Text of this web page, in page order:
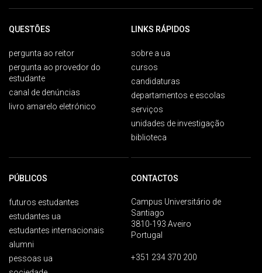
QUESTÕES
pergunta ao reitor
pergunta ao provedor do
estudante
canal de denúncias
livro amarelo eletrónico
LINKS RÁPIDOS
sobre a ua
cursos
candidaturas
departamentos e escolas
serviços
unidades de investigação
biblioteca
PÚBLICOS
futuros estudantes
estudantes ua
estudantes internacionais
alumni
pessoas ua
CONTACTOS
Campus Universitário de
Santiago
3810-193 Aveiro
Portugal
+351 234 370 200